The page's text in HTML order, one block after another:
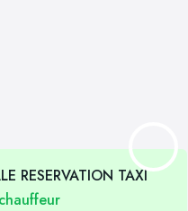
RESERVATION TAXI